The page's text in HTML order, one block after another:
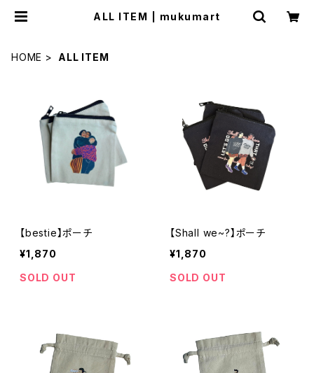
ALL ITEM | mukumart
HOME ALL ITEM
【bestie】ポーチ
¥1,870
SOLD OUT
【Shall we~?】ポーチ
¥1,870
SOLD OUT